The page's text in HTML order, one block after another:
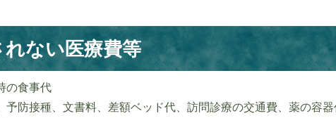
れない医療費等
の食事代
予防接種、文書料、差額ベッド代、訪問診療の交通費、薬の容